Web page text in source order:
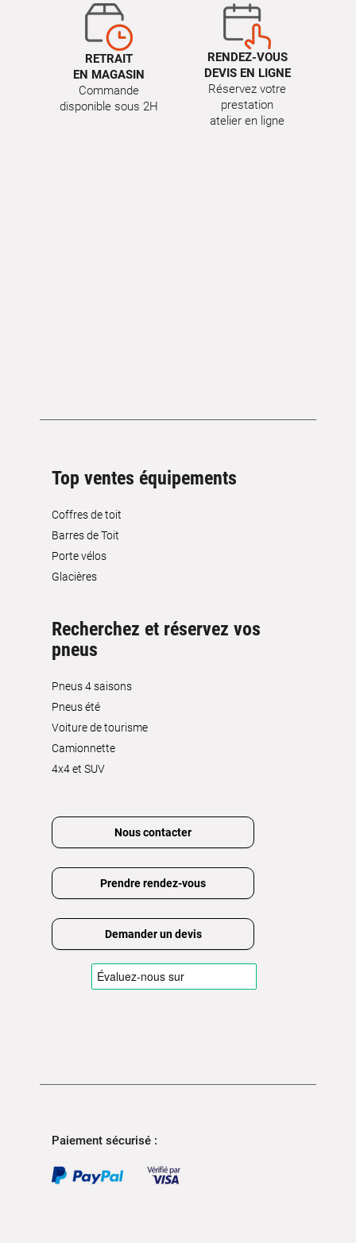
RETRAIT
EN MAGASIN
Commande
disponible sous 2H
RENDEZ-VOUS
DEVIS EN LIGNE
Réservez votre
prestation
atelier en ligne
Top ventes équipements
Coffres de toit
Barres de Toit
Porte vélos
Glacières
Recherchez et réservez vos
pneus
Pneus 4 saisons
Pneus été
Voiture de tourisme
Camionnette
4x4 et SUV
Nous contacter
Prendre rendez-vous
Demander un devis
Paiement sécurisé :